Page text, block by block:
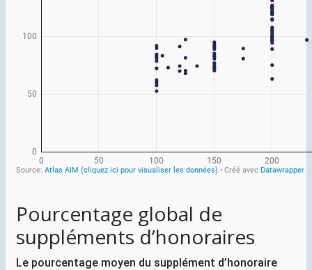
Pourcentage global de
suppléments d’honoraires
Le pourcentage moyen du supplément d’honoraire